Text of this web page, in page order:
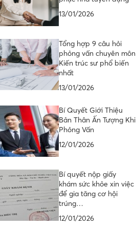
13/01/2026
Tổng hợp 9 câu hỏi
phỏng vấn chuyên môn
Kiến trúc sư phổ biến
nhất
13/01/2026
Bí Quyết Giới Thiệu
Bản Thân Ấn Tượng Khi
Phỏng Vấn
12/01/2026
Bí quyết nộp giấy
khám sức khỏe xin việc
để gia tăng cơ hội
trúng…
12/01/2026